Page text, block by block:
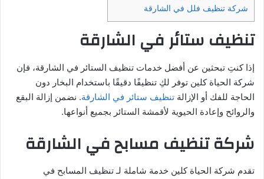
شركة تنظيف فلل في الشارقة
تنظيف ستائر في الشارقة
إذا كنتِ تبحثين عن أفضل خدمات تنظيف الستائر في الشارقة، فإن
شركة الحياة كلين توفر لكِ تنظيفًا دقيقًا باستخدام البخار دون
الحاجة للفك أو الإزالة تنظيف ستائر في الشارقة. نضمن إزالة البقع
والروائح وإعادة الحيوية لأقمشة الستائر بجميع أنواعها.
شركة تنظيف مسابح في الشارقة
تقدم شركة الحياة كلين خدمة شاملة لـ تنظيف المسابح في